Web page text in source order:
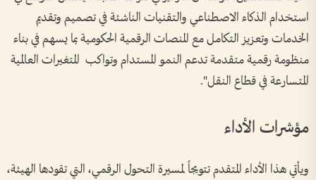
استخدام الذكاء الاصطناعي والتقنيات الناشئة في تصميم وتقديم
الخدمات وتعزيز التكامل مع المنصات الرقمية الحكومية بما يسهم في بناء
منظومة رقمية متقدمة تدعم النمو المستدام وتواكب المتغيرات العالمية
المتسارعة في قطاع النقل".
مؤشرات الأداء
ويأتي هذا الأداء المتقدم تتويجاً لمسيرة التحول الرقمي، التي تقودها الهيئة،